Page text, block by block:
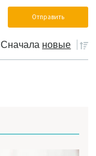
Сначала новые